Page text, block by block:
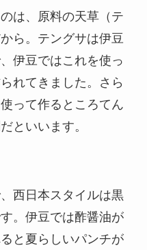
は、原料の天草（テ
ら。テングサは伊豆
伊豆ではこれを使っ
れてきました。さら
って作るところてん
といいます。
西日本スタイルは黒
。伊豆では酢醤油が
と夏らしいパンチが